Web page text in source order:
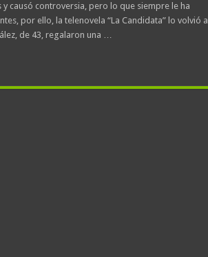
causó controversia, pero lo que siempre le ha
por ello, la telenovela “La Candidata” lo volvió a
de 43, regalaron una …